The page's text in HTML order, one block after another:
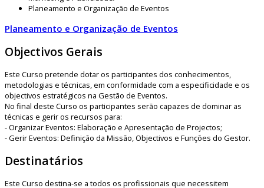
Planeamento e Organização de Eventos
Planeamento e Organização de Eventos
Objectivos Gerais
Este Curso pretende dotar os participantes dos conhecimentos,
metodologias e técnicas, em conformidade com a especificidade e os
objectivos estratégicos na Gestão de Eventos.
No final deste Curso os participantes serão capazes de dominar as
técnicas e gerir os recursos para:
- Organizar Eventos: Elaboração e Apresentação de Projectos;
- Gerir Eventos: Definição da Missão, Objectivos e Funções do Gestor.
Destinatários
Este Curso destina-se a todos os profissionais que necessitem